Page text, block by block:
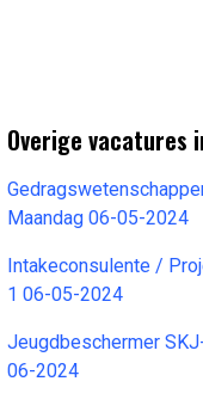
Overige vacatures
Maandag 06-05-2024
Intakeconsulente /
1 06-05-2024
Jeugdbeschermer
06-2024